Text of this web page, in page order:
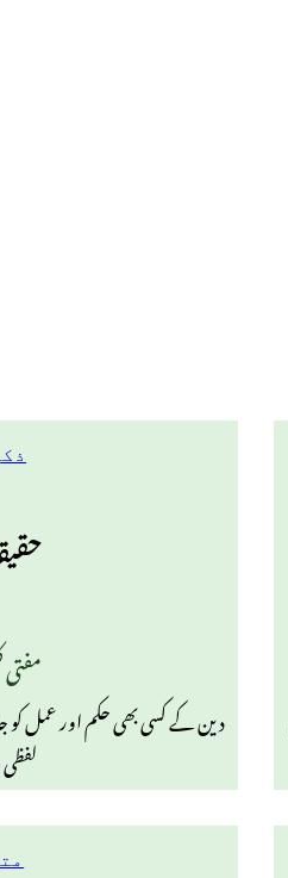
دین کے کسی بھی حکم اور عمل